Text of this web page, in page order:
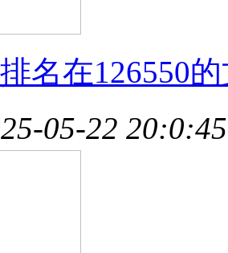
名在126550
05-22 20:0:45